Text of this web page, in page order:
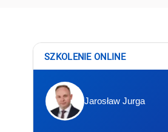
SZKOLENIE ONLINE
Jarosław Jurga